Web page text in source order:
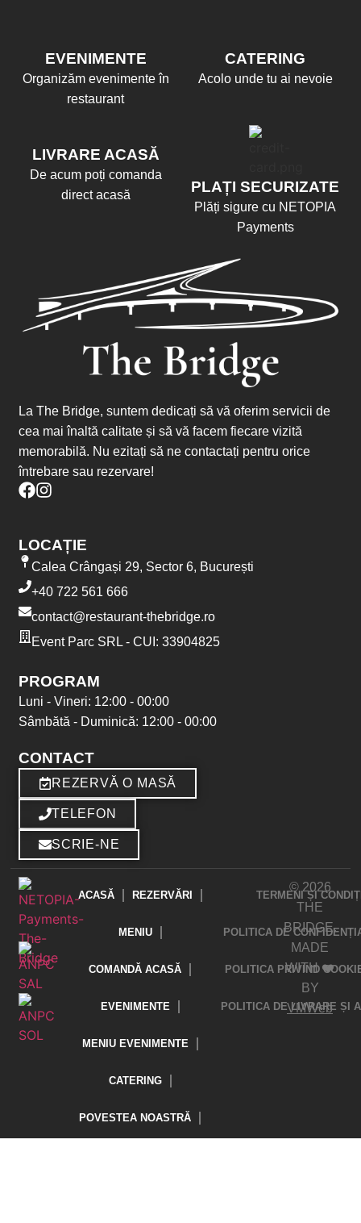
EVENIMENTE
Organizăm evenimente în
restaurant
CATERING
Acolo unde tu ai nevoie
LIVRARE ACASĂ
De acum poți comanda
direct acasă
PLAȚI SECURIZATE
Plăți sigure cu NETOPIA
Payments
La The Bridge, suntem dedicați să vă oferim servicii de
cea mai înaltă calitate și să vă facem fiecare vizită
memorabilă. Nu ezitați să ne contactați pentru orice
întrebare sau rezervare!
LOCAȚIE
Calea Crângași 29, Sector 6, București
+40 722 561 666
contact@restaurant-thebridge.ro
Event Parc SRL - CUI: 33904825
PROGRAM
Luni - Vineri: 12:00 - 00:00
Sâmbătă - Duminică: 12:00 - 00:00
CONTACT
REZERVĂ O MASĂ
TELEFON
SCRIE-NE
ACASĂ REZERVĂRI
MENIU
COMANDĂ ACASĂ
EVENIMENTE
MENIU EVENIMENTE
CATERING
POVESTEA NOASTRĂ
TERMENI ȘI
POLITICA DE
POLITICA PRIVIND
POLITICA DE LIVRARE ȘI
© 2026
THE
BRIDGE.
MADE
WITH ❤️
BY
VMWeb